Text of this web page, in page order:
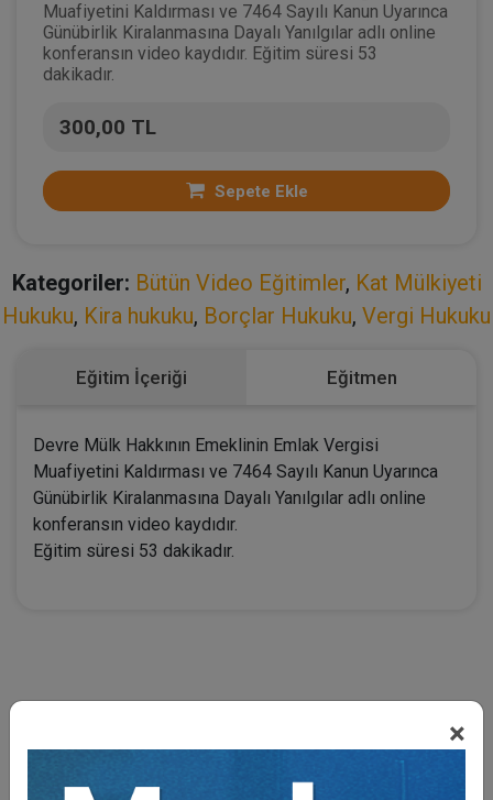
×
Muafiyetini Kaldırması ve 7464 Sayılı Kanun Uyarınca
Günübirlik Kiralanmasına Dayalı Yanılgılar adlı online
konferansın video kaydıdır. Eğitim süresi 53
dakikadır.
300,00 TL
Sepete Ekle
Kategoriler: Bütün Video Eğitimler, Kat Mülkiyeti
Hukuku, Kira hukuku, Borçlar Hukuku, Vergi Hukuku
Eğitim İçeriği Eğitmen
Devre Mülk Hakkının Emeklinin Emlak Vergisi
Muafiyetini Kaldırması ve 7464 Sayılı Kanun Uyarınca
Günübirlik Kiralanmasına Dayalı Yanılgılar adlı online
konferansın video kaydıdır.
Eğitim süresi 53 dakikadır.